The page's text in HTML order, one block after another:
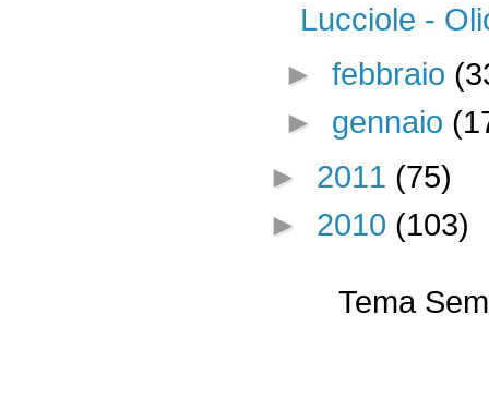
Lucciole -
►febbraio
► gennaio
► 2011 (75)
► 2010 (103)
Tema